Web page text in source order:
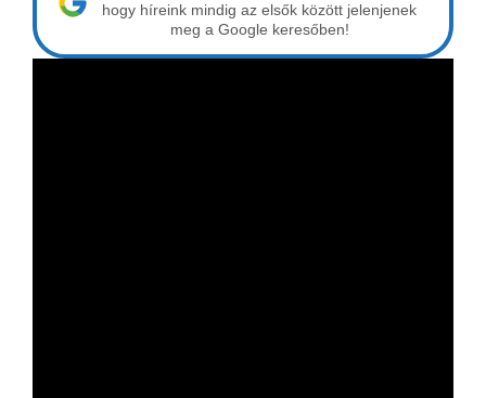
hogy híreink mindig az elsők között jelenjenek
meg a Google keresőben!